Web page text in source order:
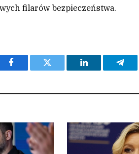
filarów bezpieczeństwa.
Facebook Twitter LinkedIn